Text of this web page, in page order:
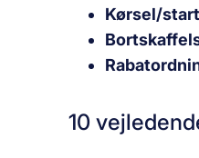
Kørsel/
10